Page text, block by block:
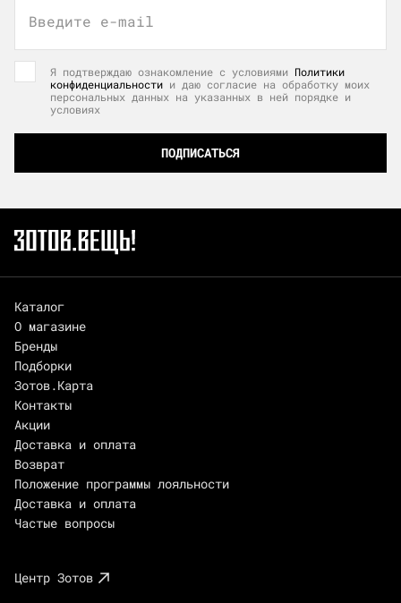
Введите e-mail
Я подтверждаю ознакомление с условиями Политики
конфиденциальности и даю согласие на обработку моих
персональных данных на указанных в ней порядке и
условиях
ПОДПИСАТЬСЯ
Каталог
О магазине
Бренды
Подборки
Зотов.Карта
Контакты
Акции
Доставка и оплата
Возврат
Положение программы лояльности
Доставка и оплата
Частые вопросы
Центр Зотов